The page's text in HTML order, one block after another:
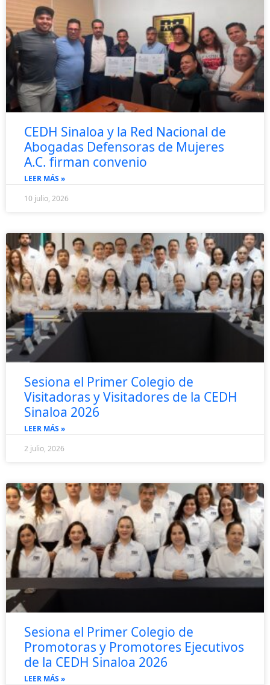
CEDH Sinaloa y la Red Nacional de
Abogadas Defensoras de Mujeres
A.C. firman convenio
LEER MÁS »
10 julio, 2026
Sesiona el Primer Colegio de
Visitadoras y Visitadores de la CEDH
Sinaloa 2026
LEER MÁS »
2 julio, 2026
Sesiona el Primer Colegio de
Promotoras y Promotores Ejecutivos
de la CEDH Sinaloa 2026
LEER MÁS »